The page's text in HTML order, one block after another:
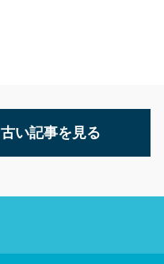
古い記事を見る